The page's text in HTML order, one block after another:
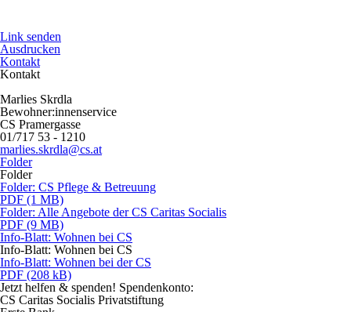
Link senden
Ausdrucken
Kontakt
Kontakt
Marlies Skrdla
Bewohner:innenservice
CS Pramergasse
01/717 53 - 1210
marlies.skrdla@cs.at
Folder
Folder
Folder: CS Pflege & Betreuung
PDF (1 MB)
Folder: Alle Angebote der CS Caritas Socialis
PDF (9 MB)
Info-Blatt: Wohnen bei CS
Info-Blatt: Wohnen bei CS
Info-Blatt: Wohnen bei der CS
PDF (208 kB)
Jetzt helfen & spenden! Spendenkonto:
CS Caritas Socialis Privatstiftung